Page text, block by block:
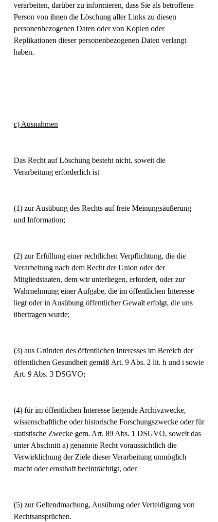
verarbeiten, darüber zu informieren, dass Sie als betroffene
Person von ihnen die Löschung aller Links zu diesen
personenbezogenen Daten oder von Kopien oder
Replikationen dieser personenbezogenen Daten verlangt
haben.
c) Ausnahmen
Das Recht auf Löschung besteht nicht, soweit die
Verarbeitung erforderlich ist
(1) zur Ausübung des Rechts auf freie Meinungsäußerung
und Information;
(2) zur Erfüllung einer rechtlichen Verpflichtung, die die
Verarbeitung nach dem Recht der Union oder der
Mitgliedstaaten, dem wir unterliegen, erfordert, oder zur
Wahrnehmung einer Aufgabe, die im öffentlichen Interesse
liegt oder in Ausübung öffentlicher Gewalt erfolgt, die uns
übertragen wurde;
(3) aus Gründen des öffentlichen Interesses im Bereich der
öffentlichen Gesundheit gemäß Art. 9 Abs. 2 lit. h und i sowie
Art. 9 Abs. 3 DSGVO;
(4) für im öffentlichen Interesse liegende Archivzwecke,
wissenschaftliche oder historische Forschungszwecke oder für
statistische Zwecke gem. Art. 89 Abs. 1 DSGVO, soweit das
unter Abschnitt a) genannte Recht voraussichtlich die
Verwirklichung der Ziele dieser Verarbeitung unmöglich
macht oder ernsthaft beeinträchtigt, oder
(5) zur Geltendmachung, Ausübung oder Verteidigung von
Rechtsansprüchen.